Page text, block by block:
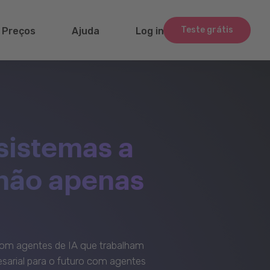
Teste grátis
Preços Ajuda Log in
a
apenas
agentes de IA que trabalham
para o futuro com agentes